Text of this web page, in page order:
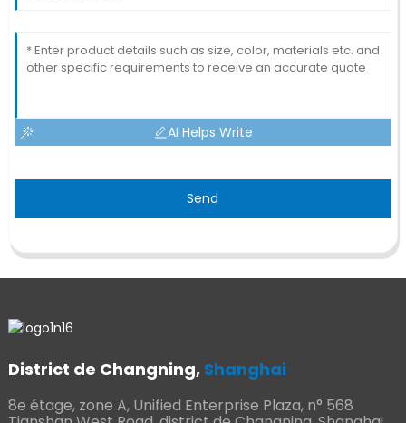
AI Helps Write
Send
District de Changning, Shanghai
8e étage, zone A, Unified Enterprise Plaza, n° 568